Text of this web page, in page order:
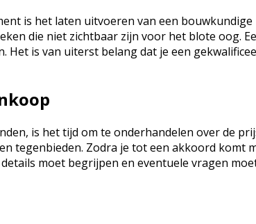
is het laten uitvoeren van een
die niet zichtbaar zijn voor het blote oog.
is van uiterst belang dat je een
is het tijd om te onderhandelen over de
tegenbieden. Zodra je tot een akkoord
moet begrijpen en eventuele vragen